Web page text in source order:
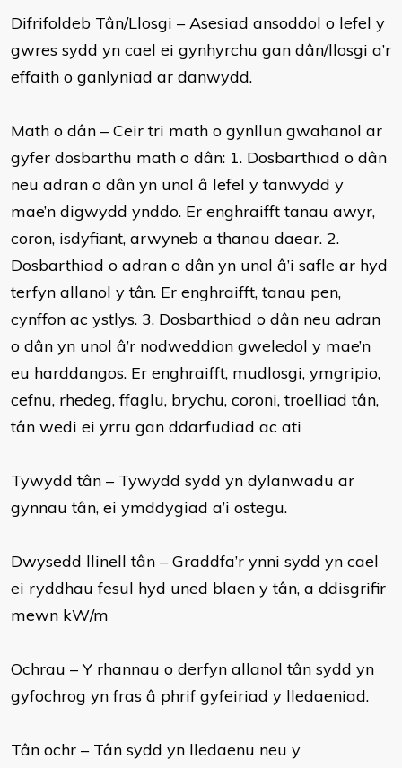
Difrifoldeb Tân/Llosgi – Asesiad ansoddol o lefel y
gwres sydd yn cael ei gynhyrchu gan dân/llosgi a’r
effaith o ganlyniad ar danwydd.
Math o dân – Ceir tri math o gynllun gwahanol ar
gyfer dosbarthu math o dân: 1. Dosbarthiad o dân
neu adran o dân yn unol â lefel y tanwydd y
mae’n digwydd ynddo. Er enghraifft tanau awyr,
coron, isdyfiant, arwyneb a thanau daear. 2.
Dosbarthiad o adran o dân yn unol â’i safle ar hyd
terfyn allanol y tân. Er enghraifft, tanau pen,
cynffon ac ystlys. 3. Dosbarthiad o dân neu adran
o dân yn unol â’r nodweddion gweledol y mae’n
eu harddangos. Er enghraifft, mudlosgi, ymgripio,
cefnu, rhedeg, ffaglu, brychu, coroni, troelliad tân,
tân wedi ei yrru gan ddarfudiad ac ati
Tywydd tân – Tywydd sydd yn dylanwadu ar
gynnau tân, ei ymddygiad a’i ostegu.
Dwysedd llinell tân – Graddfa’r ynni sydd yn cael
ei ryddhau fesul hyd uned blaen y tân, a ddisgrifir
mewn kW/m
Ochrau – Y rhannau o derfyn allanol tân sydd yn
gyfochrog yn fras â phrif gyfeiriad y lledaeniad.
Tân ochr – Tân sydd yn lledaenu neu y